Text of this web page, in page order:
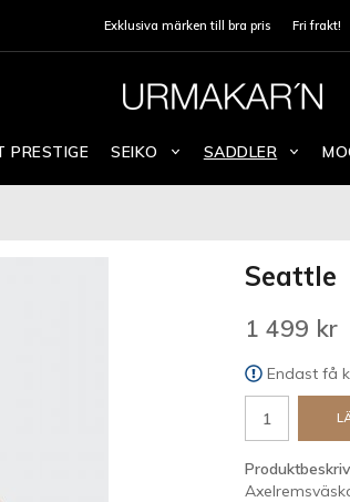
Exklusiva märken till bra pris Fri frakt!
PRESTIGE SEIKO SADDLER
Seattle
1 499 kr
Endast få